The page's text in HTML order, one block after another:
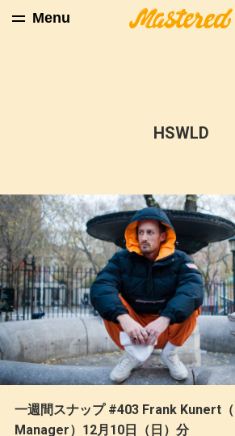
Menu
HSWLD
一週間スナップ #403 Frank Kunert
Manager）12月10日（日）分